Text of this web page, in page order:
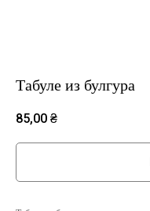
Табуле из булгура
85,00 ₴